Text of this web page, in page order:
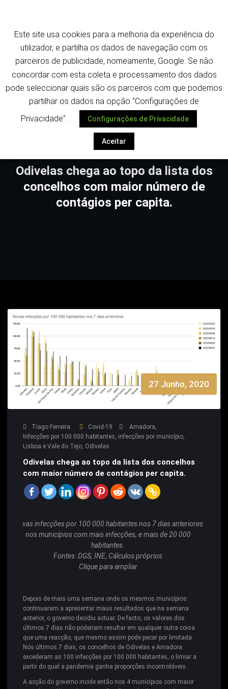
conteúdo
Despoletar
Odivelas chega ao topo da lista dos
concelhos com maior número de
contágios per capita.
27 Junho, 2020
Tiago Ferreira Covid-19 Amadora
Infecções por 100 000 habitantes infecções por município
Lisboa e Vale do Tejo Odivelas
Odivelas chega ao topo da lista dos concelhos
com maior número de contágios per capita.
Novas infecções por 100 000 habitantes nos 7 dias anteriores
nos municípios com mais infecções, e mais de 20 000
habitantes.
Fontes: DGS, INE, Cálculos próprios
Clique para ampliar
Depois de mais uma semana onde os mesmos municípios
continuaram a apresentar maus resultados que na semana
anterior, o governo decidiu actuar. De facto, os valores dos
últimos 7 dias não poderiam resultar em qualquer outra coisa
que uma reacção, que mesmo assim pode pecar por limitada.
Nós últimos 7 dias, os concelhos de Odivelas e Amadora
excederam as 100 infecções por 100 000 habitantes, o limiar a
partir do qual a pandemia ganha proporções incontroláveis.
A acção do governo incide então nos 4 municípios com maior
Este site usa cookies para a melhoria da experiência do
utilizador, e partilha os dados de navegação com os
parceiros de publicidade, nomeamente, Google. Se não
concordar com esta coleta e processamento dos dados
pode seleccionar quais são os parceiros com que podemos
partilhar os dados na opção "Configurações de
Privacidade".
Configurações de Privacidade
Aceitar